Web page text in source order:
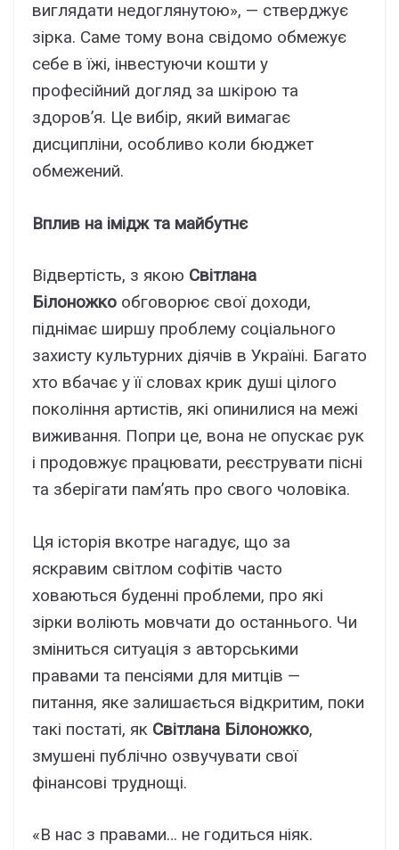
виглядати недоглянутою», — стверджує
зірка. Саме тому вона свідомо обмежує
себе в їжі, інвестуючи кошти у
професійний догляд за шкірою та
здоров’я. Це вибір, який вимагає
дисципліни, особливо коли бюджет
обмежений.
Вплив на імідж та майбутнє
Відвертість, з якою Світлана
Білоножко обговорює свої доходи,
піднімає ширшу проблему соціального
захисту культурних діячів в Україні. Багато
хто вбачає у її словах крик душі цілого
покоління артистів, які опинилися на межі
виживання. Попри це, вона не опускає рук
і продовжує працювати, реєструвати пісні
та зберігати пам’ять про свого чоловіка.
Ця історія вкотре нагадує, що за
яскравим світлом софітів часто
ховаються буденні проблеми, про які
зірки воліють мовчати до останнього. Чи
зміниться ситуація з авторськими
правами та пенсіями для митців —
питання, яке залишається відкритим, поки
такі постаті, як Світлана Білоножко,
змушені публічно озвучувати свої
фінансові труднощі.
«В нас з правами… не годиться ніяк.